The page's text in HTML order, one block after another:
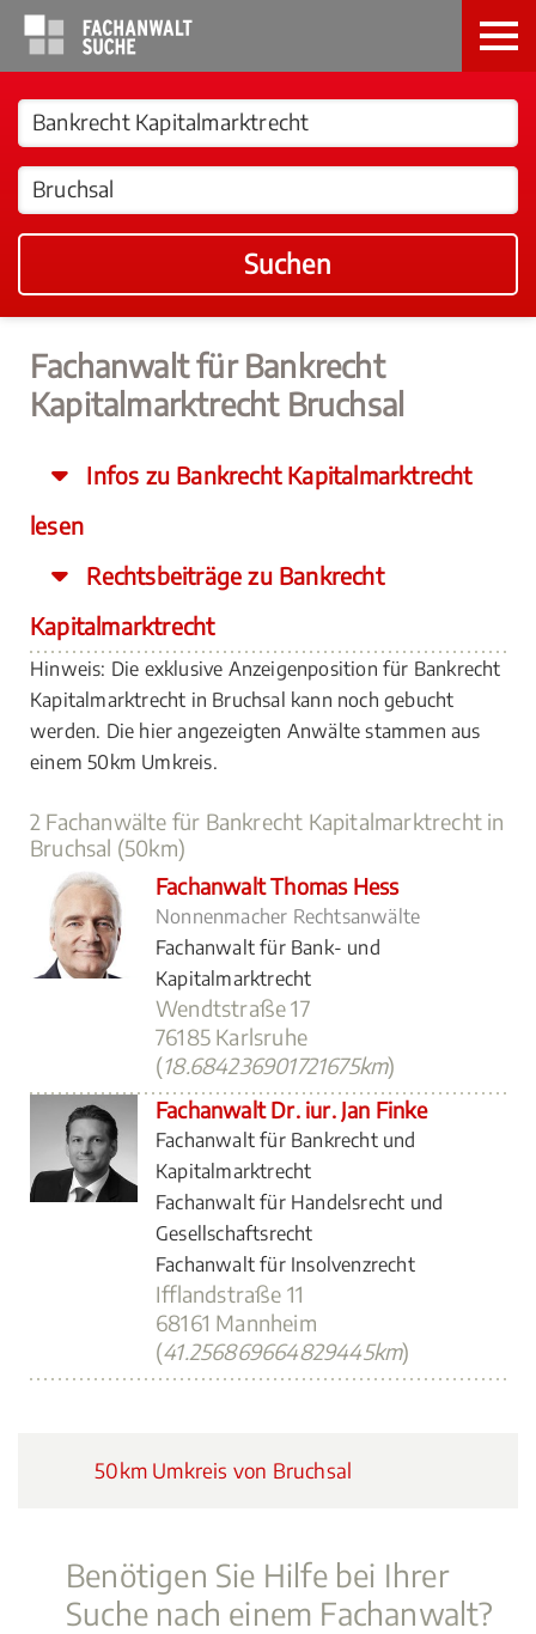
Suchen
Fachanwalt für Bankrecht
Kapitalmarktrecht Bruchsal
Infos zu Bankrecht Kapitalmarktrecht
lesen
Rechtsbeiträge zu Bankrecht
Kapitalmarktrecht
Hinweis: Die exklusive Anzeigenposition für Bankrecht
Kapitalmarktrecht in Bruchsal kann noch gebucht
werden. Die hier angezeigten Anwälte stammen aus
einem 50km Umkreis.
2 Fachanwälte für Bankrecht Kapitalmarktrecht in
Bruchsal (50km)
Fachanwalt Thomas Hess
Nonnenmacher Rechtsanwälte
Fachanwalt für Bank- und
Kapitalmarktrecht
Wendtstraße 17
76185 Karlsruhe
(18.684236901721675km)
Fachanwalt Dr. iur. Jan Finke
Fachanwalt für Bankrecht und
Kapitalmarktrecht
Fachanwalt für Handelsrecht und
Gesellschaftsrecht
Fachanwalt für Insolvenzrecht
Ifflandstraße 11
68161 Mannheim
(41.256869664829445km)
50km Umkreis von Bruchsal
Benötigen Sie Hilfe bei Ihrer
Suche nach einem Fachanwalt?